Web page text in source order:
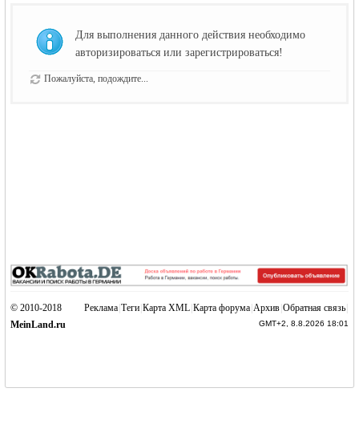
Для выполнения данного действия необходимо
авторизироваться или зарегистрироваться!
Пожалуйста, подождите...
Реклама Теги Карта XML Карта форума Архив Обратная связь
GMT+2, 8.8.2026 18:01
© 2010-2018
MeinLand.ru